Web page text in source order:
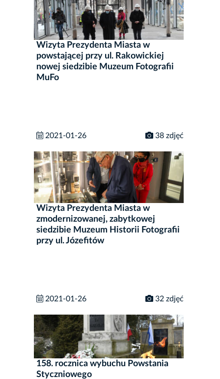
Wizyta Prezydenta Miasta w
powstającej przy ul. Rakowickiej
nowej siedzibie Muzeum Fotografii
MuFo
2021-01-26 38 zdjęć
Wizyta Prezydenta Miasta w
zmodernizowanej, zabytkowej
siedzibie Muzeum Historii Fotografii
przy ul. Józefitów
2021-01-26 32 zdjęć
158. rocznica wybuchu Powstania
Styczniowego